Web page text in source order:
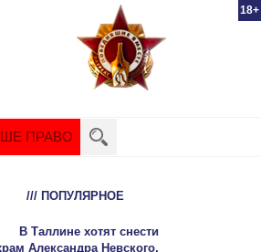
18+
ПРАВО
/// ПОПУЛЯРНОЕ
В Таллине хотят снести
Александра Невского.